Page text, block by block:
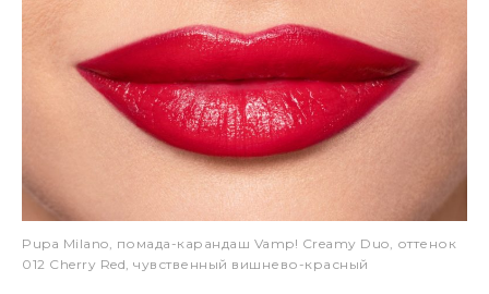
Pupa Milano, помада-карандаш Vamp! Creamy Duo, оттенок
012 Cherry Red, чувственный вишнево-красный